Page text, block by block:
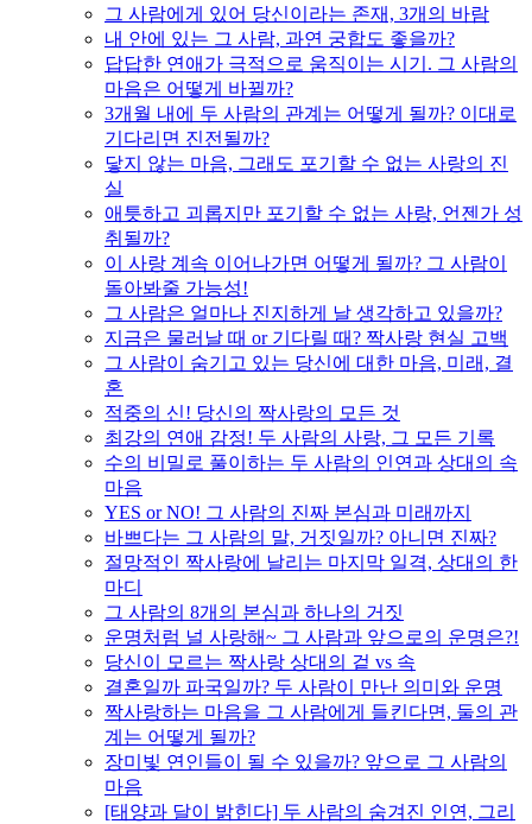
그 사람에게 있어 당신이라는 존재, 3개의 바람
내 안에 있는 그 사람, 과연 궁합도 좋을까?
답답한 연애가 극적으로 움직이는 시기. 그 사람의
마음은 어떻게 바뀔까?
3개월 내에 두 사람의 관계는 어떻게 될까? 이대로
기다리면 진전될까?
닿지 않는 마음, 그래도 포기할 수 없는 사랑의 진
실
애틋하고 괴롭지만 포기할 수 없는 사랑, 언젠가 성
취될까?
이 사랑 계속 이어나가면 어떻게 될까? 그 사람이
돌아봐줄 가능성!
그 사람은 얼마나 진지하게 날 생각하고 있을까?
지금은 물러날 때 or 기다릴 때? 짝사랑 현실 고백
그 사람이 숨기고 있는 당신에 대한 마음, 미래, 결
혼
적중의 신! 당신의 짝사랑의 모든 것
최강의 연애 감정! 두 사람의 사랑, 그 모든 기록
수의 비밀로 풀이하는 두 사람의 인연과 상대의 속
마음
YES or NO! 그 사람의 진짜 본심과 미래까지
바쁘다는 그 사람의 말, 거짓일까? 아니면 진짜?
절망적인 짝사랑에 날리는 마지막 일격, 상대의 한
마디
그 사람의 8개의 본심과 하나의 거짓
운명처럼 널 사랑해~ 그 사람과 앞으로의 운명은?!
당신이 모르는 짝사랑 상대의 겉 vs 속
결혼일까 파국일까? 두 사람이 만난 의미와 운명
짝사랑하는 마음을 그 사람에게 들킨다면, 둘의 관
계는 어떻게 될까?
장미빛 연인들이 될 수 있을까? 앞으로 그 사람의
마음
[태양과 달이 밝힌다] 두 사람의 숨겨진 인연, 그리